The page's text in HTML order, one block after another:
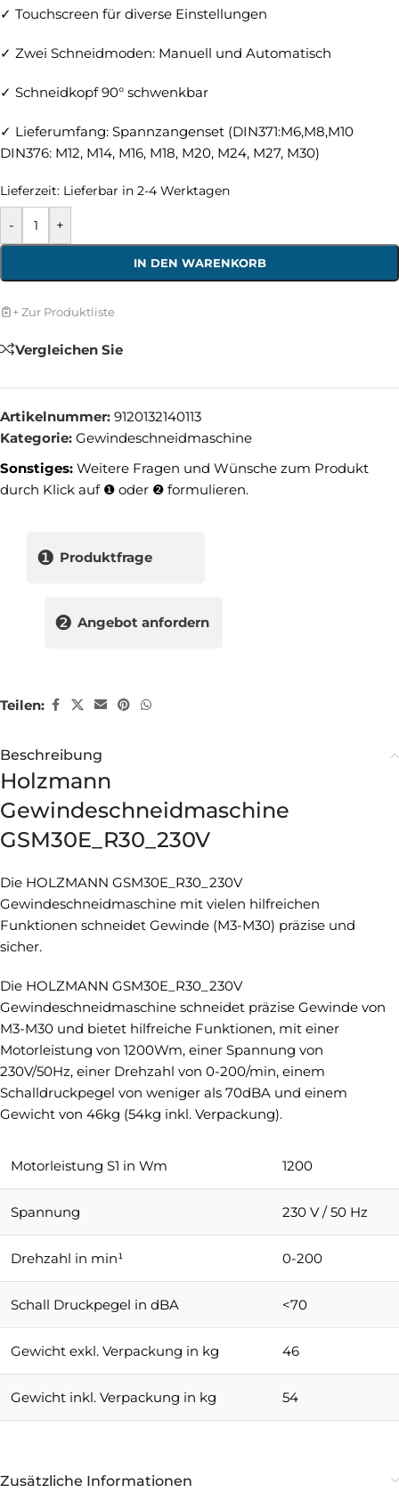
✓ Touchscreen für diverse Einstellungen
✓ Zwei Schneidmoden: Manuell und Automatisch
✓ Schneidkopf 90° schwenkbar
✓ Lieferumfang: Spannzangenset (DIN371:M6,M8,M10
DIN376: M12, M14, M16, M18, M20, M24, M27, M30)
Lieferzeit: Lieferbar in 2-4 Werktagen
- +
IN DEN WARENKORB
+ Zur Produktliste
Vergleichen Sie
Artikelnummer: 9120132140113
Kategorie: Gewindeschneidmaschine
Sonstiges: Weitere Fragen und Wünsche zum Produkt
durch Klick auf ❶ oder ❷ formulieren.
❶ Produktfrage
❷ Angebot anfordern
Teilen:
Beschreibung
Holzmann
Gewindeschneidmaschine
GSM30E_R30_230V
Die HOLZMANN GSM30E_R30_230V
Gewindeschneidmaschine mit vielen hilfreichen
Funktionen schneidet Gewinde (M3-M30) präzise und
sicher.
Die HOLZMANN GSM30E_R30_230V
Gewindeschneidmaschine schneidet präzise Gewinde von
M3-M30 und bietet hilfreiche Funktionen, mit einer
Motorleistung von 1200Wm, einer Spannung von
230V/50Hz, einer Drehzahl von 0-200/min, einem
Schalldruckpegel von weniger als 70dBA und einem
Gewicht von 46kg (54kg inkl. Verpackung).
Motorleistung S1 in Wm 1200
Spannung 230 V / 50 Hz
Drehzahl in min¹ 0-200
Schall Druckpegel in dBA <70
Gewicht exkl. Verpackung in kg 46
Gewicht inkl. Verpackung in kg 54
Zusätzliche Informationen